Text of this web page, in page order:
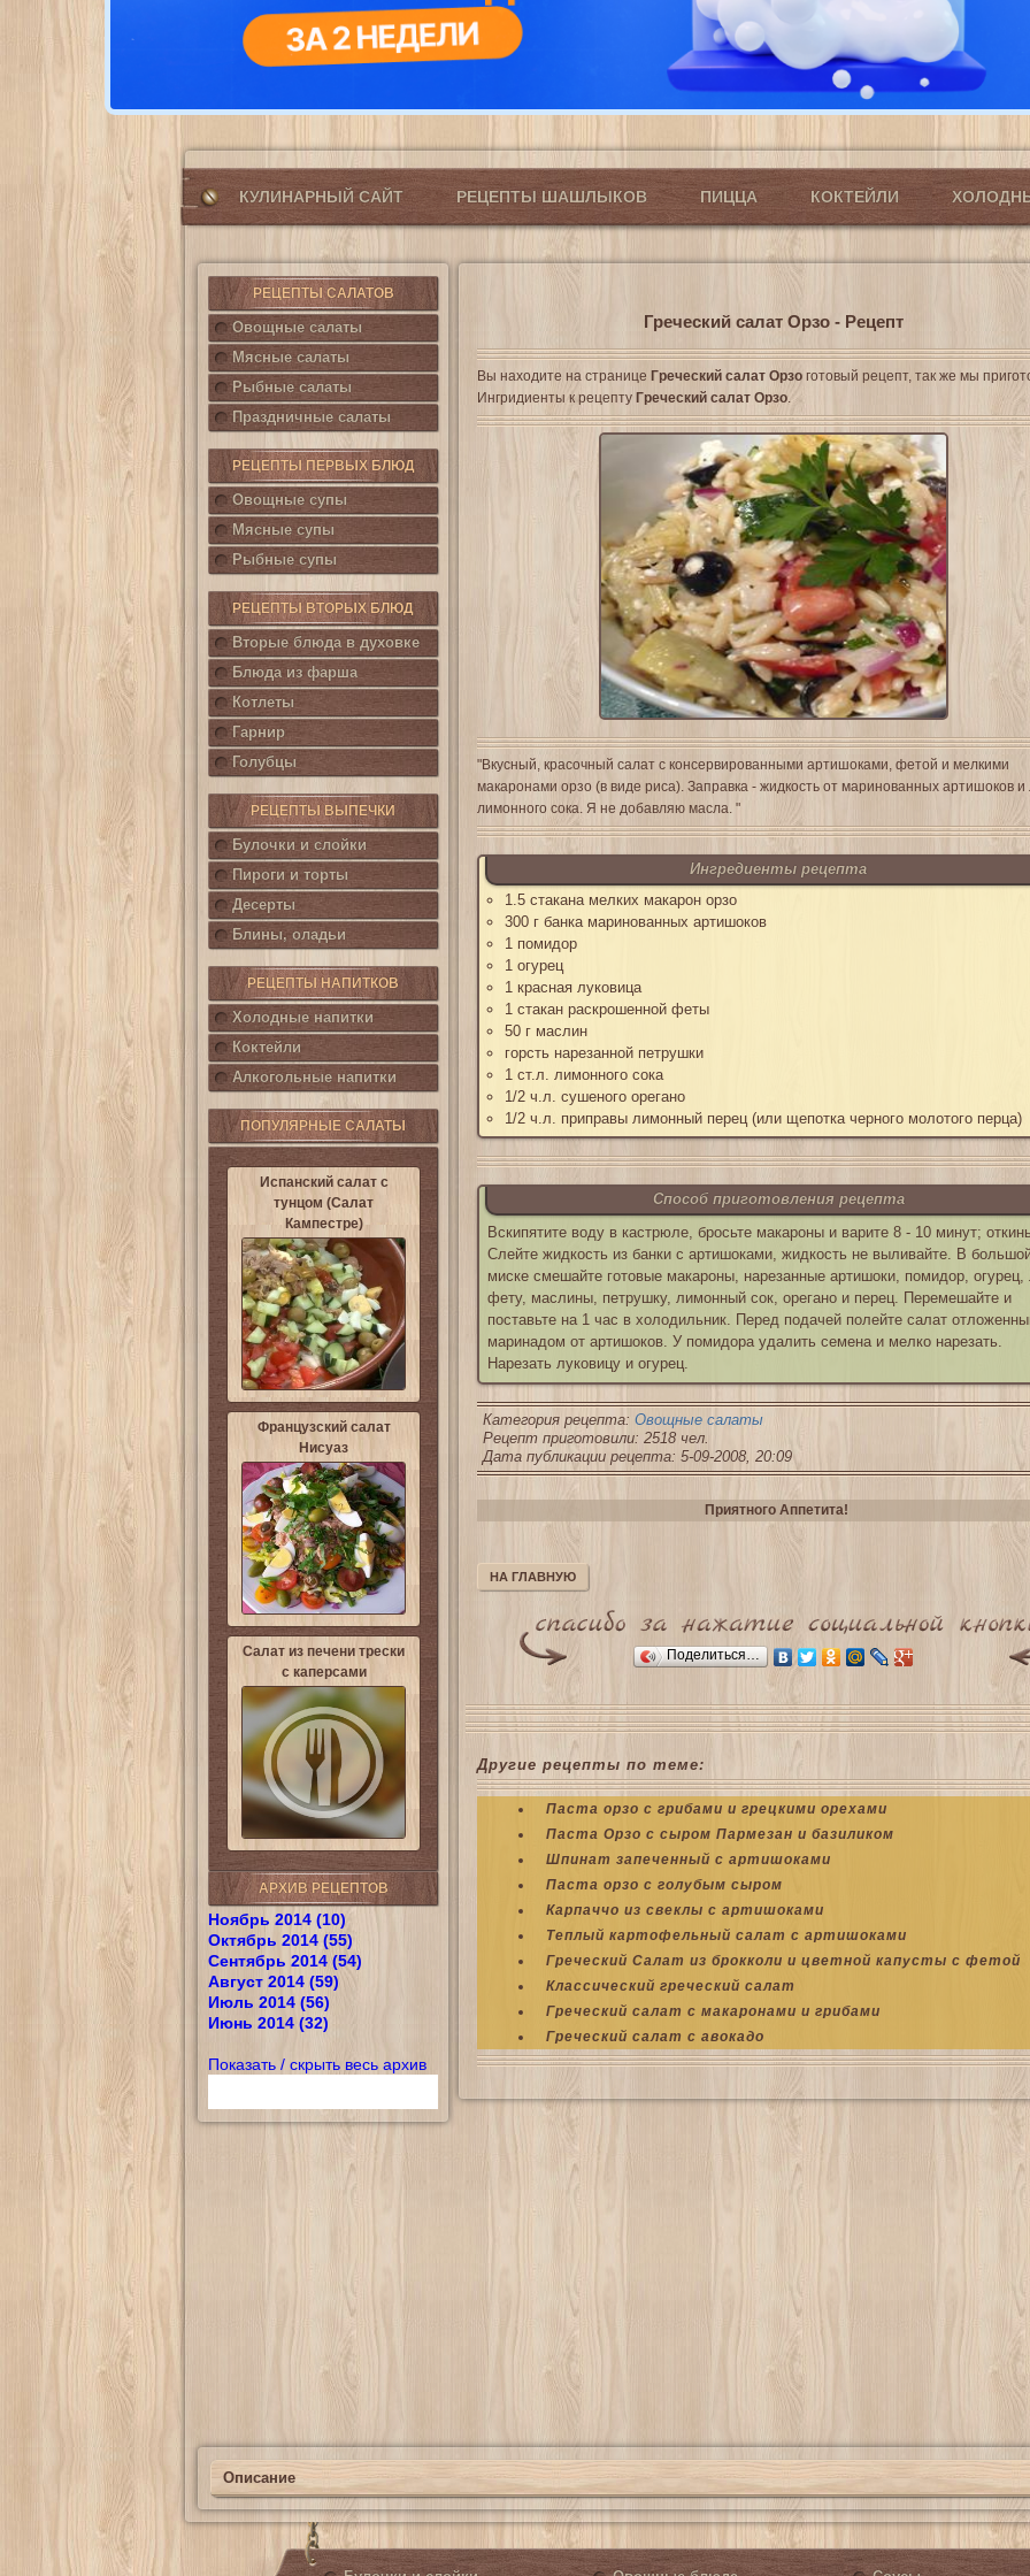
КУЛИНАРНЫЙ САЙТ РЕЦЕПТЫ ШАШЛЫКОВ ПИЦЦА КОКТЕЙЛИ
РЕЦЕПТЫ САЛАТОВ
Овощные салаты
Мясные салаты
Рыбные салаты
Праздничные салаты
РЕЦЕПТЫ ПЕРВЫХ БЛЮД
Овощные супы
Мясные супы
Рыбные супы
РЕЦЕПТЫ ВТОРЫХ БЛЮД
Вторые блюда в духовке
Блюда из фарша
Котлеты
Гарнир
Голубцы
РЕЦЕПТЫ ВЫПЕЧКИ
Булочки и слойки
Пироги и торты
Десерты
Блины, оладьи
РЕЦЕПТЫ НАПИТКОВ
Холодные напитки
Коктейли
Алкогольные напитки
ПОПУЛЯРНЫЕ САЛАТЫ
Испанский салат с
тунцом (Салат
Кампестре)
Французский салат
Нисуаз
Салат из печени трески
с каперсами
АРХИВ РЕЦЕПТОВ
Ноябрь 2014 (10)
Октябрь 2014 (55)
Сентябрь 2014 (54)
Август 2014 (59)
Июль 2014 (56)
Июнь 2014 (32)
Показать / скрыть весь архив
Греческий салат Орзо - Рецепт
Вы находите на странице Греческий салат Орзо готовый рецепт, так же мы
Ингридиенты к рецепту Греческий салат Орзо
"Вкусный, красочный салат с консервированными артишоками, фетой и мелкими
макаронами орзо (в виде риса). Заправка - жидкость от маринованных артишоков и
лимонного сока. Я не добавляю масла. "
Ингредиенты рецепта
1.5 стакана мелких макарон орзо
300 г банка маринованных артишоков
1 помидор
1 огурец
1 красная луковица
1 стакан раскрошенной феты
50 г маслин
горсть нарезанной петрушки
1 ст.л. лимонного сока
1/2 ч.л. сушеного орегано
1/2 ч.л. приправы лимонный перец (или щепотка черного молотого перца)
Способ приготовления рецепта
Вскипятите воду в кастрюле, бросьте макароны и варите 8 - 10 минут;
Слейте жидкость из банки с артишоками, жидкость не выливайте. В
миске смешайте готовые макароны, нарезанные артишоки, помидор, огурец,
фету, маслины, петрушку, лимонный сок, орегано и перец. Перемешайте и
поставьте на 1 час в холодильник. Перед подачей полейте салат
маринадом от артишоков. У помидора удалить семена и мелко нарезать.
Нарезать луковицу и огурец.
Категория рецепта: Овощные салаты
Рецепт приготовили: 2518 чел.
Дата публикации рецепта: 5-09-2008, 20:09
Приятного Аппетита!
НА ГЛАВНУЮ
Поделиться…
Другие рецепты по теме:
Паста орзо с грибами и грецкими орехами
Паста Орзо с сыром Пармезан и базиликом
Шпинат запеченный с артишоками
Паста орзо с голубым сыром
Карпаччо из свеклы с артишоками
Теплый картофельный салат с артишоками
Греческий Салат из брокколи и цветной капусты с фетой
Классический греческий салат
Греческий салат с макаронами и грибами
Греческий салат с авокадо
Описание